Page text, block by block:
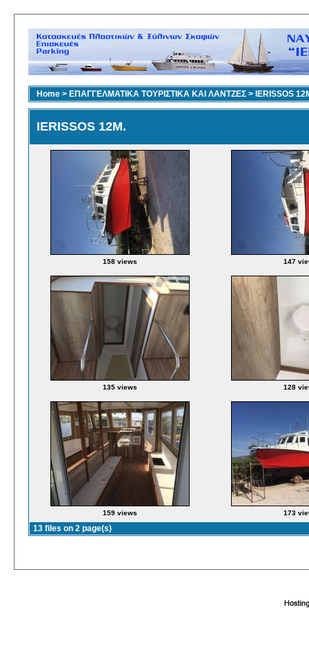
Home > ΕΠΑΓΓΕΛΜΑΤΙΚΑ ΤΟΥΡΙΣΤΙΚΑ ΚΑΙ ΛΑΝΤΖΕΣ > IERISSOS
IERISSOS 12M.
158 views 147
135 views 128
159 views 173
13 files on 2 page(s)